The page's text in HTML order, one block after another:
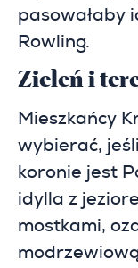
pasowałaby
Rowling.
Zieleń i
Mieszkańcy
wybierać,
koronie jest
idylla z
mostkami,